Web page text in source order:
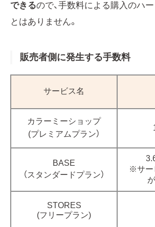
できるので、手数料による購入のハ
とはありません。
販売者側に発生する手数料
サービス名
カラーミーショップ
(プレミアムプラン）
BASE
（スタンダードプラン）
※サー
STORES
(フリープラン)